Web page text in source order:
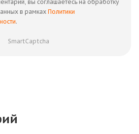
вы соглашаетесь на обработку
в рамках Политики
.
SmartCaptcha